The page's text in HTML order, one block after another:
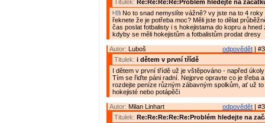
Titulek: Re:Re:Re:Re:Problém hledejte na
No to snad nemyslíte vážně? vy jste na to 4 roky
řeknete že je potřeba moc? Měli jste to dělat
čas poslat fotbalisty i s hokejistama do kopru a hned
kdyby se měli hokejistům a fotbalistům prodat dresy
odpovědět |
Autor: Luboš
Titulek: i dětem v první třídě
I dětem v první třídě už je vštěpováno - napřed
Tím se řiďte páni radní. Nejprve opravte co je třeba
rozdejte peníze různým zábavným spolkům, ať už to
hokejisté nebo potápěči
odpovědět |
Autor: Milan Linhart
Titulek: Re:Re:Re:Re:Re:Problém hledejte na